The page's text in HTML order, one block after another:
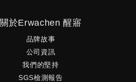
關於Erwachen 醒寤
品牌故事
公司資訊
我們的堅持
SGS檢測報告